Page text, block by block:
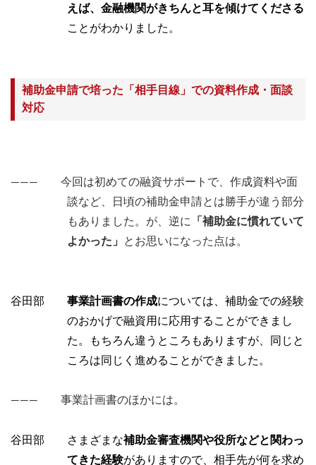
えば、金融機関がきちんと耳を傾けてくださる
ことがわかりました。
補助金申請で培った「相手目線」での資料作成・面談
対応
――― 今回は初めての融資サポートで、作成資料や面
談など、日頃の補助金申請とは勝手が違う部分
もありました。が、逆に
「補助金に慣れていて
よかった」
とお思いになった点は。
谷田部 事業計画書の作成については、補助金での経験
のおかげで融資用に応用することができまし
た。もちろん違うところもありますが、同じと
ころは同じく進めることができました。
――― 事業計画書のほかには。
谷田部 さまざまな補助金審査機関や役所などと関わっ
てきた経験がありますので、相手先が何を求め